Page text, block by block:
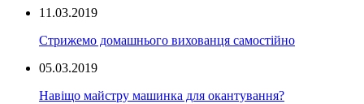
11.03.2019
Стрижемо домашнього вихованця самостійно
05.03.2019
Навіщо майстру машинка для окантування?